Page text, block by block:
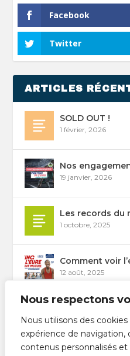
Nous respectons
Nous utilisons des
expérience de navigation,
contenus personnalisés
Facebook
Twitter
ARTICLES
SOLD OUT !
1 février, 2026
Nos
19 janvier, 2026
Les records du
1 octobre, 2025
Comment voir
12 août, 2025
Les épreuves
31 juillet, 2025